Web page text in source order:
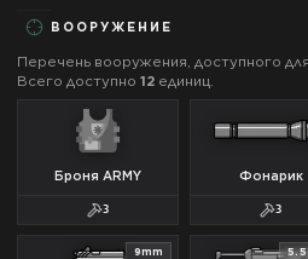
ВООРУЖЕНИЕ
Перечень вооружения, доступного
Всего доступно 12 единиц.
Броня ARMY
3
Фонарик
3
9mm